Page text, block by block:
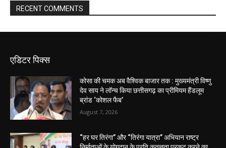
RECENT COMMENTS
एडिटर पिक्स
कोसा की चमक अब वैश्विक बाजार तक : मुख्यमंत्री विष्णु
देव साय ने लॉन्च किया छत्तीसगढ़ का प्रीमियम हैंडलूम
ब्रांड ‘कोशल फैब’
August 7, 2026
“हर घर तिरंगा” और “तिरंगा यात्रा” अभियान राष्ट्र